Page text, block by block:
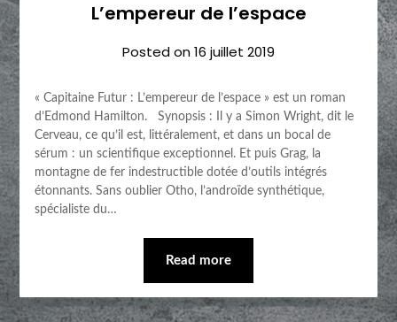
L’empereur de l’espace
Posted on16 juillet 2019
« Capitaine Futur : L’empereur de l’espace » est un roman
d’Edmond Hamilton. Synopsis : Il y a Simon Wright, dit le
Cerveau, ce qu’il est, littéralement, et dans un bocal de
sérum : un scientifique exceptionnel. Et puis Grag, la
montagne de fer indestructible dotée d’outils intégrés
étonnants. Sans oublier Otho, l’androïde synthétique,
spécialiste du…
Read more